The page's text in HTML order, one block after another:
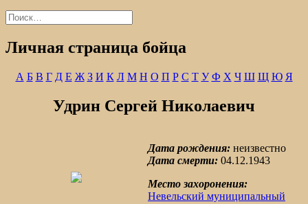
Найти:
Личная страница бойца
А Б В Г Д Е Ж З И К Л М Н О П Р С Т У Ф Х Ч Ш Щ Ю Я
Удрин Сергей Николаевич
Дата рождения: неизвестно
Дата смерти: 04.12.1943
Место захоронения:
Невельский муниципальный